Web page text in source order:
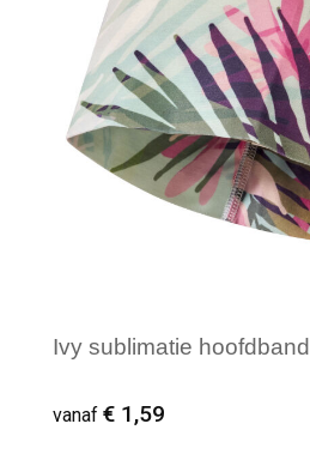
Ivy sublimatie hoofdband
vanaf € 1,59